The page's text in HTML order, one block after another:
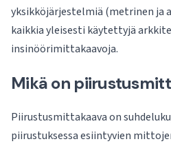
yksikköjärjestelmiä (metrinen ja
kaikkia yleisesti käytettyjä
insinöörimittakaavoja.
Mikä on
Piirustusmittakaava on
piirustuksessa esiintyvien